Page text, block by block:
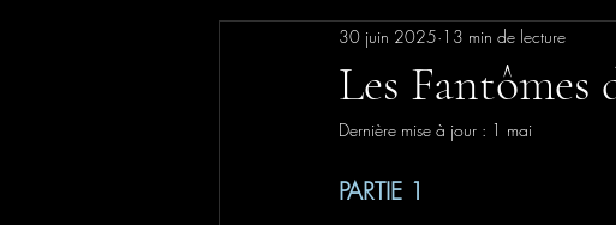
Réservé aux abonnées Toutes les Histoires
Les Fantômes
30 juin 2025 13 min de lecture
Dernière mise à jour : 1 mai
PARTIE 1